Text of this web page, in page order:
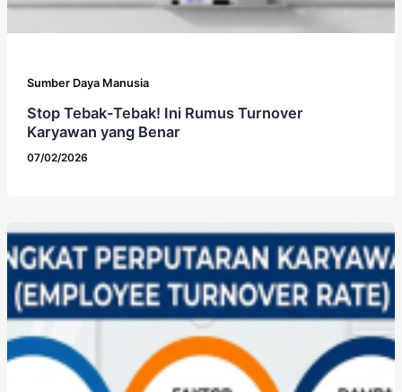
Sumber Daya Manusia
Stop Tebak-Tebak! Ini Rumus Turnover
Karyawan yang Benar
07/02/2026